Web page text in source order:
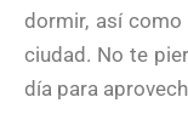
dormir, así
ciudad. No te
día para